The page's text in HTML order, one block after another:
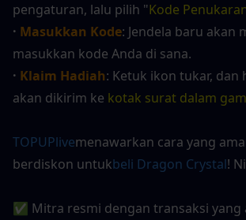
pengaturan, lalu pilih "Kode
· Masukkan Kode: Jendela baru akan
masukkan kode Anda di sana.
· Klaim Hadiah: Ketuk ikon tukar, dan
akan dikirim ke kotak surat dalam
TOPUPlivemenawarkan cara yang
berdiskon untukbeli Dragon Crystal!
✅ Mitra resmi dengan transaksi yang